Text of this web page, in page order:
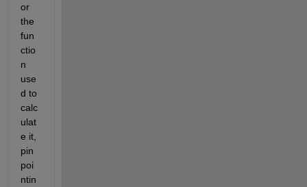
or
the
fun
ctio
n
use
d to
calc
ulat
e it,
pin
poi
ntin